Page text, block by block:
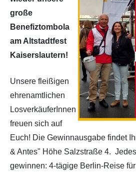
große
Benefiztombola
am Altstadtfest
Kaiserslautern!
Unsere fleißigen
ehrenamtlichen
LosverkäuferInnen
freuen sich auf
Euch! Die Gewinnausgabe findet
& Antes" Höhe Salzstraße 4.
gewinnen: 4-tägige Berlin-Reise